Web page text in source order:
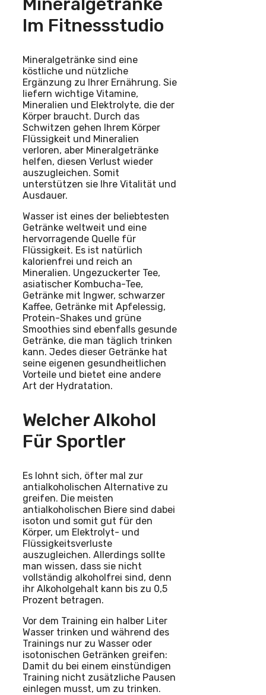
Im Fitnessstudio
Mineralgetränke sind eine
köstliche und nützliche
Ergänzung zu Ihrer Ernährung. Sie
liefern wichtige Vitamine,
Mineralien und Elektrolyte, die der
Körper braucht. Durch das
Schwitzen gehen Ihrem Körper
Flüssigkeit und Mineralien
verloren, aber Mineralgetränke
helfen, diesen Verlust wieder
auszugleichen. Somit
unterstützen sie Ihre Vitalität und
Ausdauer.
Wasser ist eines der beliebtesten
Getränke weltweit und eine
hervorragende Quelle für
Flüssigkeit. Es ist natürlich
kalorienfrei und reich an
Mineralien. Ungezuckerter Tee,
asiatischer Kombucha-Tee,
Getränke mit Ingwer, schwarzer
Kaffee, Getränke mit Apfelessig,
Protein-Shakes und grüne
Smoothies sind ebenfalls gesunde
Getränke, die man täglich trinken
kann. Jedes dieser Getränke hat
seine eigenen gesundheitlichen
Vorteile und bietet eine andere
Art der Hydratation.
Welcher Alkohol
Für Sportler
Es lohnt sich, öfter mal zur
antialkoholischen Alternative zu
greifen. Die meisten
antialkoholischen Biere sind dabei
isoton und somit gut für den
Körper, um Elektrolyt- und
Flüssigkeitsverluste
auszugleichen. Allerdings sollte
man wissen, dass sie nicht
vollständig alkoholfrei sind, denn
ihr Alkoholgehalt kann bis zu 0,5
Prozent betragen.
Vor dem Training ein halber Liter
Wasser trinken und während des
Trainings nur zu Wasser oder
isotonischen Getränken greifen:
Damit du bei einem einstündigen
Training nicht zusätzliche Pausen
einlegen musst, um zu trinken.